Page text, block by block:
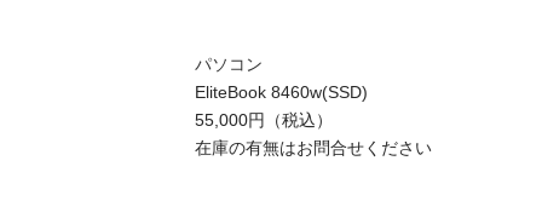
パソコン
EliteBook 8460w(SSD)
55,000円（税込）
在庫の有無はお問合せください